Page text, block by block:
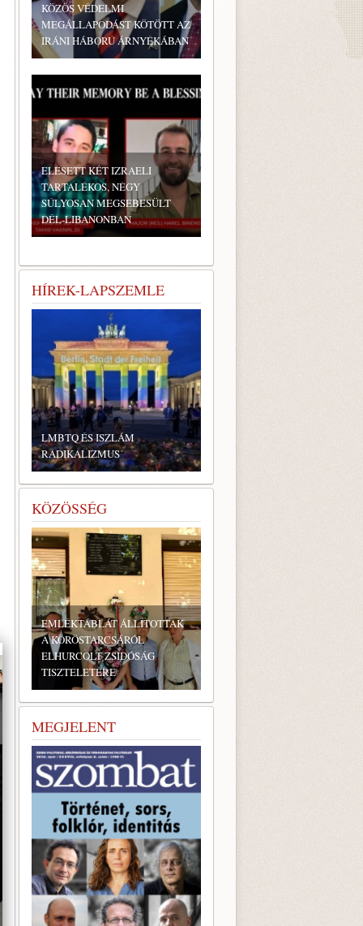
KÖZÖS VÉDELMI
MEGÁLLAPODÁST KÖTÖTT AZ
IRÁNI HÁBORÚ ÁRNYÉKÁBAN
ELESETT KÉT IZRAELI
TARTALÉKOS, NÉGY
SÚLYOSAN MEGSEBESÜLT
DÉL-LIBANONBAN
HÍREK-LAPSZEMLE
LMBTQ ÉS ISZLÁM
RADIKALIZMUS
KÖZÖSSÉG
EMLÉKTÁBLÁT ÁLLÍTOTTAK
A KÖRÖSTARCSÁRÓL
ELHURCOLT ZSIDÓSÁG
TISZTELETÉRE
MEGJELENT